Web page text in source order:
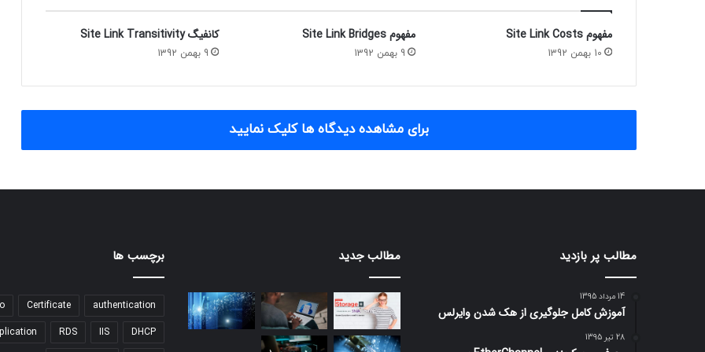
مفهوم Site Link Costs
10 بهمن 1392
مفهوم Site Link Bridges
9 بهمن 1392
کانفیگ Site Link Transitivity
9 بهمن 1392
برای مشاهده دیدگاه ها کلیک نمایید
مطالب پر بازدید
14 مرداد 1395
آموزش کامل جلوگیری از هک شدن وایرلس
28 تیر 1395
مطالب جدید برچسب ها
authentication
Certificate
DHCP
IIS
RDS